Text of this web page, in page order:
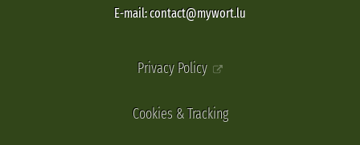
E-mail: contact@mywort.lu
Privacy Policy
Cookies & Tracking